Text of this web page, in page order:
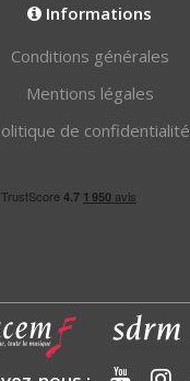
Informations
Conditions générales
Mentions légales
de confidentialité